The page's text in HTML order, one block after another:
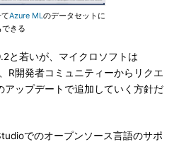
Azure MLのデータセットに
きる
と若いが、マイクロソフトは
R開発者コミュニティーからリクエ
アップデートで追加していく方針だ
でのオープンソース言語のサポ